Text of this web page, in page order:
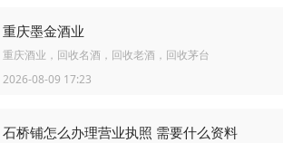
重庆墨金酒业
重庆酒业，回收名酒，回收老酒，回收茅台
2026-08-09 17:23
石桥铺怎么办理营业执照 需要什么资料